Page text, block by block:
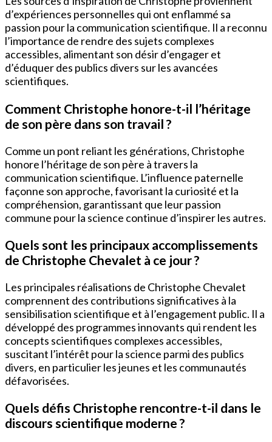
d’expériences personnelles qui ont enflammé sa
passion pour la communication scientifique. Il a reconnu
l’importance de rendre des sujets complexes
accessibles, alimentant son désir d’engager et
d’éduquer des publics divers sur les avancées
scientifiques.
Comment Christophe honore-t-il l’héritage
de son père dans son travail ?
Comme un pont reliant les générations, Christophe
honore l’héritage de son père à travers la
communication scientifique. L’influence paternelle
façonne son approche, favorisant la curiosité et la
compréhension, garantissant que leur passion
commune pour la science continue d’inspirer les autres.
Quels sont les principaux accomplissements
de Christophe Chevalet à ce jour ?
Les principales réalisations de Christophe Chevalet
comprennent des contributions significatives à la
sensibilisation scientifique et à l’engagement public. Il a
développé des programmes innovants qui rendent les
concepts scientifiques complexes accessibles,
suscitant l’intérêt pour la science parmi des publics
divers, en particulier les jeunes et les communautés
défavorisées.
Quels défis Christophe rencontre-t-il dans le
discours scientifique moderne ?